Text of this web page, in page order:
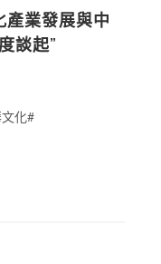
業發展與中
談起”
化#